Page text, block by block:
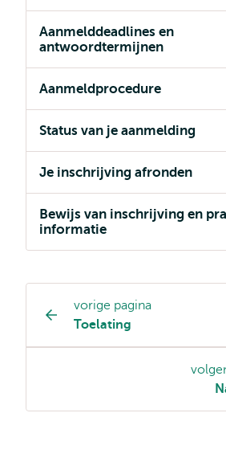
Aanmelddeadlines en
antwoordtermijnen
Aanmeldprocedure
Status van je aanmelding
Je inschrijving afronden
Bewijs van inschrijving en
informatie
Opleiding
pagina
navigatie
vorige pagina
Toelating